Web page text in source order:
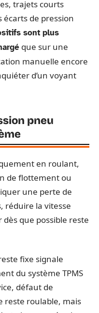
trajets courts
écarts de pression
sont plus
que sur une
manuelle encore
d’un voyant
pneu
en roulant,
de flottement ou
une perte de
réduire la vitesse
que possible reste
fixe signale
du système TPMS
défaut de
reste roulable, mais